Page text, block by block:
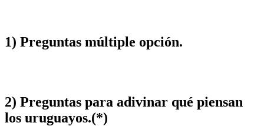
1) Preguntas múltiple opción.
2) Preguntas para adivinar qué piensan
los uruguayos.(*)